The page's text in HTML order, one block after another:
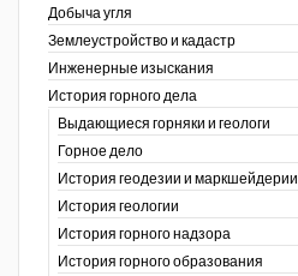
Добыча угля
Землеустройство и кадастр
Инженерные изыскания
История горного дела
Выдающиеся горняки и геологи
Горное дело
История геодезии и маркшейдерии
История геологии
История горного надзора
История горного образования